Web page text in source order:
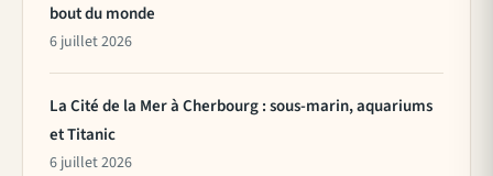
bout du monde
6 juillet 2026
La Cité de la Mer à Cherbourg : sous-marin, aquariums
et Titanic
6 juillet 2026